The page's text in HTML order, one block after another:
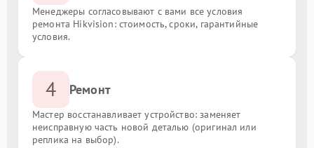
Менеджеры согласовывают с вами все условия
ремонта Hikvision: стоимость, сроки, гарантийные
условия.
4 Ремонт
Мастер восстанавливает устройство: заменяет
неисправную часть новой деталью (оригинал или
реплика на выбор).